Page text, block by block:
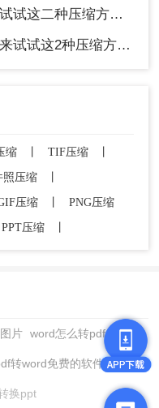
缩完成了。
质量。因此，在压
受这种权衡。
请务必选择可信赖
寻求专业人士的帮
以下的方法介绍
这二种压缩方法！
试这2种压缩方法！
缩 TIF压缩
照压缩
压缩
PNG压缩
PPT压缩
片 word怎么转pdf
转word免费的软件
换ppt